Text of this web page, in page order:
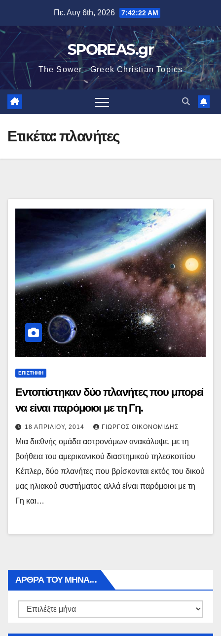
περιεχόμενο
Πε. Αυγ 6th, 2026 7:42:22 AM
SPOREAS.gr
The Sower - Greek Christian Topics
Ετικέτα:πλανήτες
ΕΠΙΣΤΗΜΗ
Εντοπίστηκαν δύο πλανήτες που μπορεί
να είναι παρόμοιοι με τη Γη.
18 ΑΠΡΙΛΊΟΥ, 2014 ΓΙΏΡΓΟΣ ΟΙΚΟΝΟΜΊΔΗΣ
Μια διεθνής ομάδα αστρονόμων ανακάλυψε, με τη
βοήθεια του αμερικανικού διαστημικού τηλεσκοπίου
Κέπλερ, δύο πλανήτες που βρίσκονται εκτός του δικού
μας ηλιακού συστήματος αλλά είναι παρόμοιοι με τη
Γη και…
ΑΡΘΡΑ ΤΟΥ ΜΉΝΑ…
Αρθρα